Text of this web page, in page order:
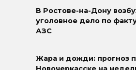
В Ростове-на-Дону
уголовное дело по
АЗС
Жара и дожди: прогноз